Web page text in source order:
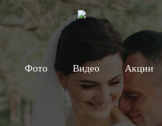
Фото Видео Акции